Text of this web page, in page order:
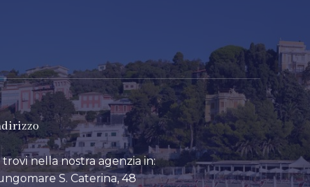
trovi nella nostra agenzia in:
S. Caterina, 48